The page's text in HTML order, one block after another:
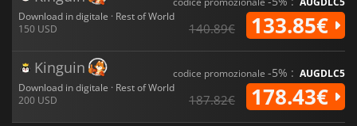
Download in digitale · Rest of World
150 USD
140.89€ 133.85€
Kinguin
Download in digitale · Rest of World
200 USD
codice promozionale -5% : AUGDLC5
187.82€ 178.43€